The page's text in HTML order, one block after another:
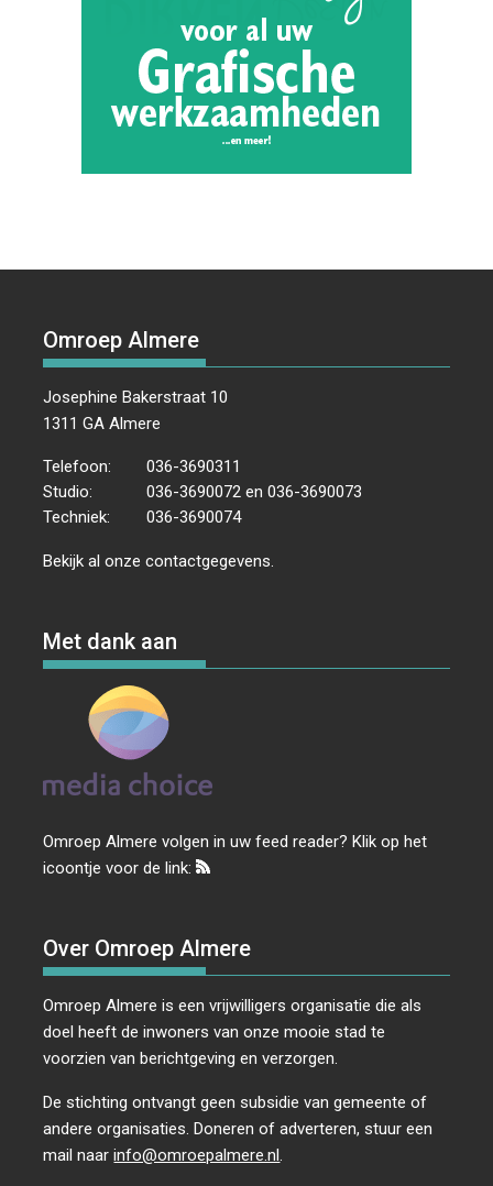
Omroep Almere
Josephine Bakerstraat 10
1311 GA Almere
Telefoon:
036-3690311
Studio:
036-3690072 en 036-3690073
Techniek:
036-3690074
Bekijk al onzecontactgegevens
Met dank aan
Omroep Almere volgen in uw feed reader? Klik op het
icoontje voor de link:
Over Omroep Almere
Omroep Almere is een vrijwilligers organisatie die als
doel heeft de inwoners van onze mooie stad te
voorzien van berichtgeving en verzorgen.
De stichting ontvangt geen subsidie van gemeente of
andere organisaties. Doneren of adverteren, stuur een
mail naarinfo@omroepalmere.nl.